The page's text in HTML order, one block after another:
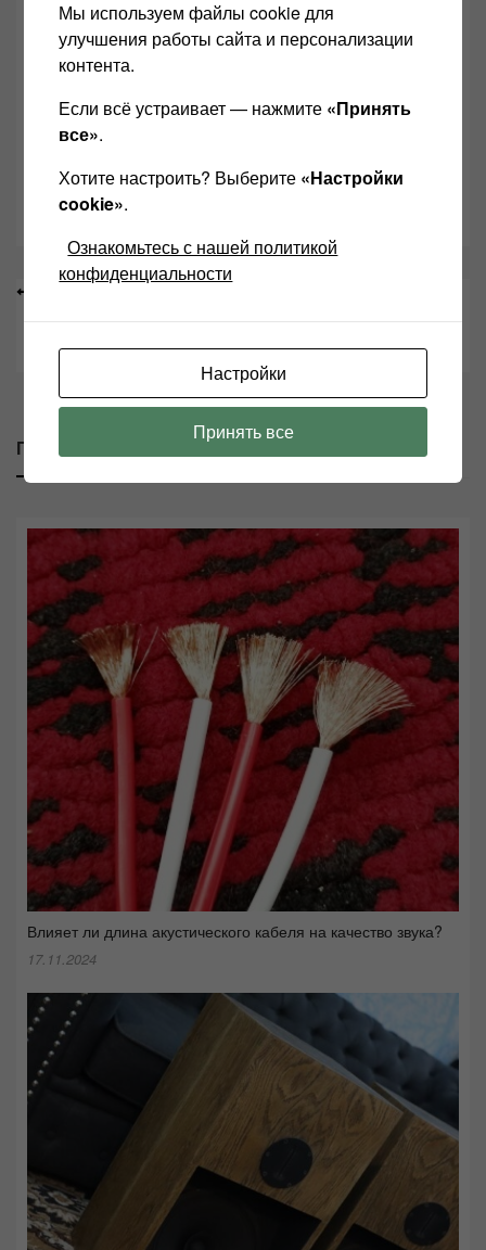
Kong , ean-Michel Jarre &
,FLAC ,SB-CD 500 ,
Technics ,Technics SB-CD
Акустика Technics SB-CD
500 ,Дискография Jean
Michel Jarre
Дискография
Jean Michel Jarre во flac
Навигация
по
записям
Акустика Sony SS-G7 — мощное погружение в винтаж
Похожие сообщение
Влияет ли длина акустического кабеля на качество звука?
17.11.2024
Мы используем файлы cookie для
улучшения работы сайта и персонализации
контента.
Если всё устраивает — нажмите «Принять
все».
Хотите настроить? Выберите «Настройки
cookie».
Ознакомьтесь с нашей политикой
конфиденциальности
Настройки
Принять все